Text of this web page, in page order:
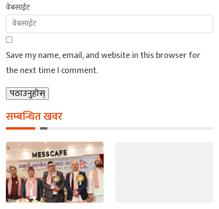
वेबसाईट
Save my name, email, and website in this browser for
the next time I comment.
सम्बन्धित खवर